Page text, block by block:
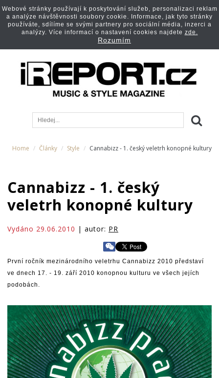
Home Články Style Cannabizz - 1. český veletrh konopné kultury
Cannabizz - 1. český
veletrh konopné kultury
Vydáno 29.06.2010 | autor: PR
První ročník mezinárodního veletrhu Cannabizz 2010 představí
ve dnech 17. - 19. září 2010 konopnou kulturu ve všech jejích
podobách.
Webové stránky používají k poskytování služeb, personalizaci reklam
a analýze návštěvnosti soubory cookie. Informace, jak tyto stránky
používáte, sdílíme se svými partnery pro sociální média, inzerci a
analýzy. Více informací o nastavení cookies najdete zde.
Rozumím